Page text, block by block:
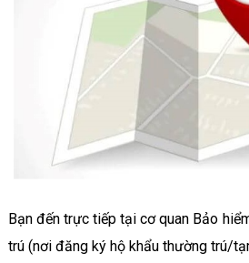
Bạn đến trực tiếp tại cơ quan Bảo
trú (nơi đăng ký hộ khẩu thường trú/